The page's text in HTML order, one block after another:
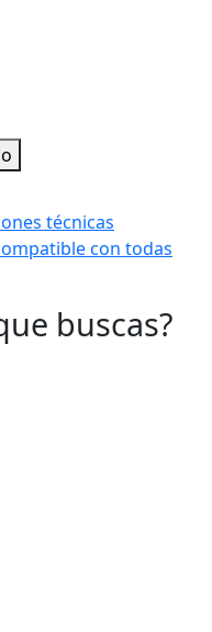
técnicas
con todas
buscas?